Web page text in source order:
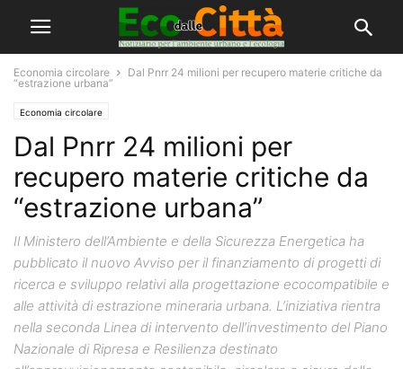
Economia circolare
Dal Pnrr 24 milioni per recupero materie critiche da
“estrazione urbana”
Economia circolare
Dal Pnrr 24 milioni per
recupero materie critiche da
“estrazione urbana”
Il Ministero dell’Ambiente e della Sicurezza Energetica ha
pubblicato il nuovo Avviso per il finanziamento di progetti di
ricerca e sviluppo relativi alla progettazione ecocompatibile e
alle attività di estrazione mineraria urbana. L’iniziativa rientra
nella seconda Linea di intervento dell’investimento del Piano
Nazionale di Ripresa e Resilienza destinato